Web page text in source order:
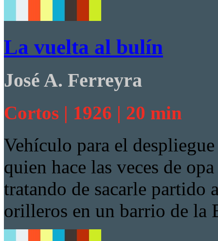
La vuelta al bulín
José A. Ferreyra
Cortos | 1926 | 20 min
Vehículo para el
quien hace las veces de
tratando de sacarle partido
orilleros en un barrio de la